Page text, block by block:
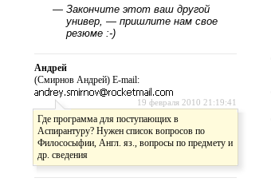
— Закончите этот ваш другой
универ, — пришлите нам свое
резюме :-)
Андрей
(Смирнов Андрей) E-mail:
19 февраля 2010 21:19:41
Где программа для поступающих в
Аспирантуру? Нужен список вопросов по
Филососыфии, Англ. яз., вопросы по предмету и
др. сведения